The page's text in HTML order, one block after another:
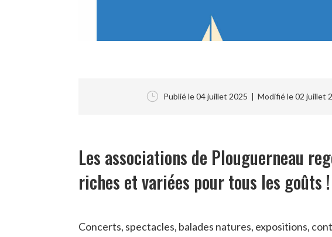
}Publié le 04 juillet 2025 | Modifié le 02 juillet
Les associations de Plouguerneau
riches et variées pour tous les goûts !
Concerts, spectacles, balades natures, expositions,